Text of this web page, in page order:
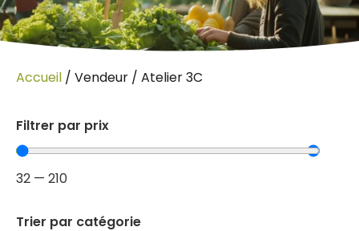
Accueil / Vendeur / Atelier 3C
Filtrer par prix
32 — 210
Trier par catégorie